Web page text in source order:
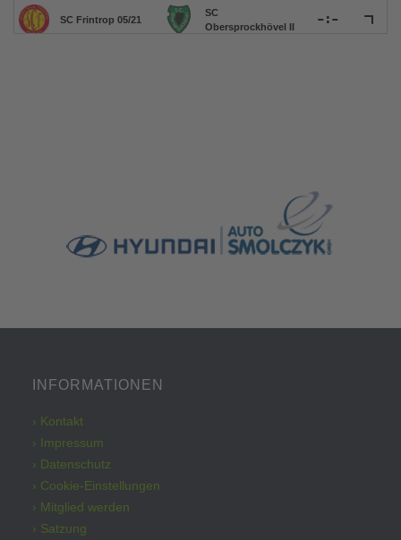
INFORMATIONEN
› Kontakt
› Impressum
› Datenschutz
› Cookie-Einstellungen
› Mitglied werden
› Satzung